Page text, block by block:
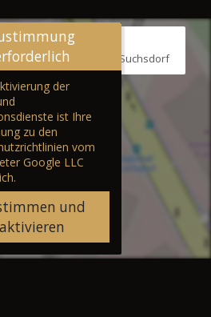
Weg 1, 24107 Kiel-Suchsdorf
der
ist Ihre
zu den
vom
Google LLC
und
aktivieren